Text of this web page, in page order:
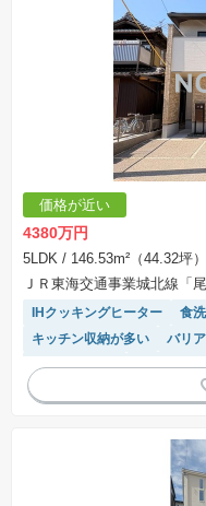
の一例であって、プランの採用可否は任
※土地（建築条件なし）で「建物プラ
負会社によるもので、当該建築請負会
とは限りません。また建築請負会社を
※建築条件付き土地とは、その土地に
ことを条件として売買される土地のこ
協議するため、土地購入者が自己の希
交渉期間が設定され、その期間内で希
します。なお、この期間は概ね3ヶ月
負契約が成立しない場合、土地売買契
手付金など）は名目のいかんに関わら
※課税対象物件の「価格」や「費用等
※「本体価格」とは、課税対象物件に
合計額を指します。
表示されておりません。
※取引にかかる費用：物件の契約手続
不動産会社によって表記有無が異なる
いたします。
場合があります。
価格が近い
4380万円
5LDK / 146.53m²（44.32坪）
ＪＲ東海交通事業城北線「
IHクッキングヒーター 食
キッチン収納が多い
バリ
トイレ2個以上
温水洗浄便
モニター付きインターホン